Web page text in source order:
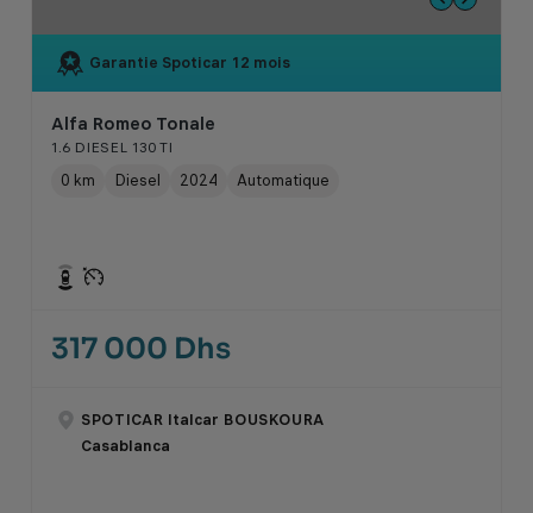
Garantie Spoticar 12 mois
Alfa Romeo Tonale
1.6 DIESEL 130 TI
0 km Diesel 2024 Automatique
317 000 Dhs
SPOTICAR Italcar BOUSKOURA
Casablanca